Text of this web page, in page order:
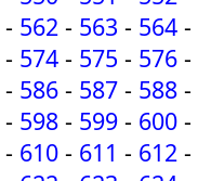
- 562 - 563 - 564 -
- 574 - 575 - 576 -
- 586 - 587 - 588 -
- 598 - 599 - 600 -
- 610 - 611 - 612 -